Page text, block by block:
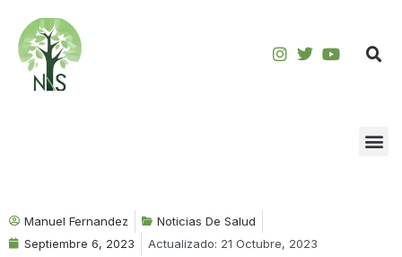
Saltar
contenido
Manuel Fernandez
Noticias De Salud
Septiembre 6, 2023
Actualizado: 21 Octubre, 2023